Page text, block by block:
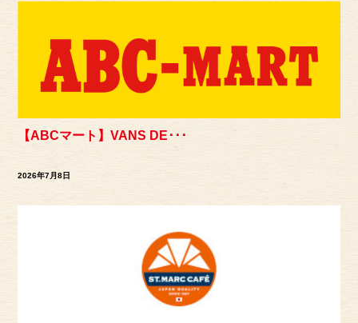
【ABCマート】VANS DE･･･
2026年7月8日